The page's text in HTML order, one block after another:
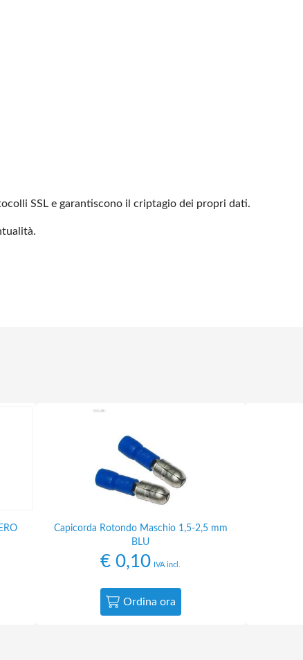
SSL e garantiscono il criptagio dei propri dati.
Capicorda Rotondo Maschio 1,5-2,5 mm
BLU
€ 0,10 IVA incl.
Ordina ora